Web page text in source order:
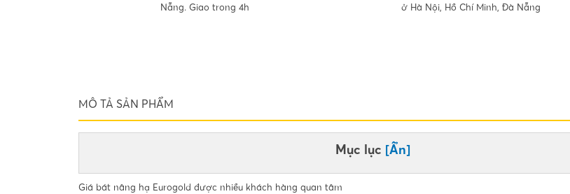
Nẵng. Giao trong 4h
ở Hà Nội, Hồ Chí Minh, Đà Nẵng
MÔ TẢ SẢN PHẨM
Mục lục [Ẩn]
Giá bát nâng hạ Eurogold được nhiều khách hàng quan tâm